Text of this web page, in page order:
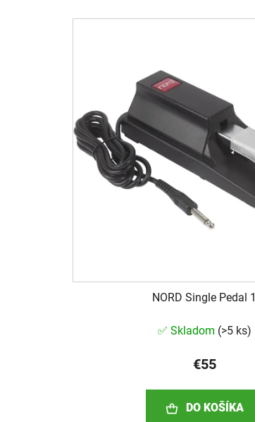
V
r
o
NORD Single Pedal 1
✅ Skladom (>5 ks)
€55
DO KOŠÍKA